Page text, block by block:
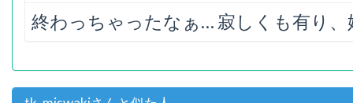
終わっちゃったなぁ… 寂しくも有り